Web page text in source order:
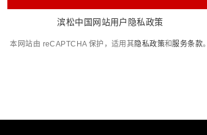
滨松中国网站用户隐私政策
本网站由 reCAPTCHA 保护，适用其隐私政策和服务条款。